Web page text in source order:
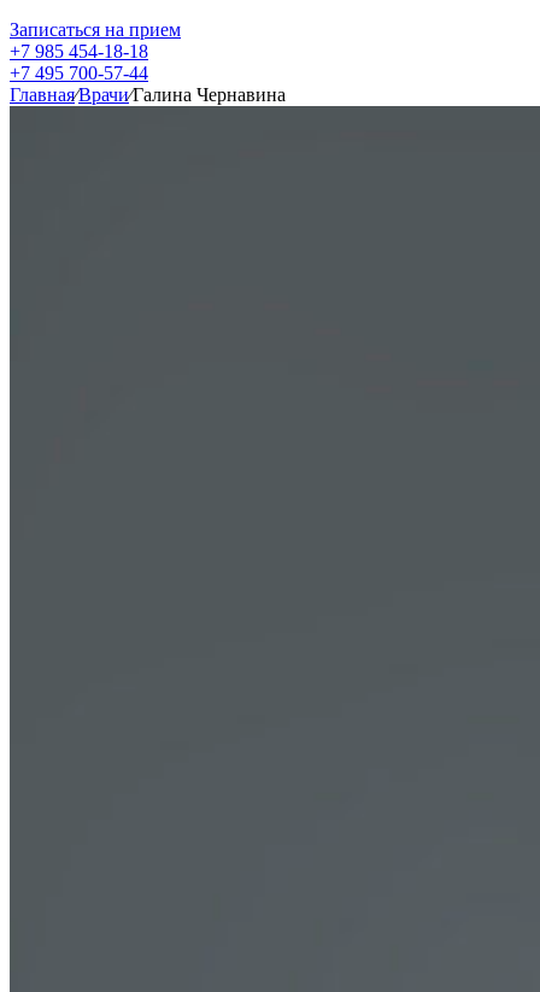
Записаться на прием
+7 985 454-18-18
+7 495 700-57-44
Главная⁄Врачи⁄Галина Чернавина